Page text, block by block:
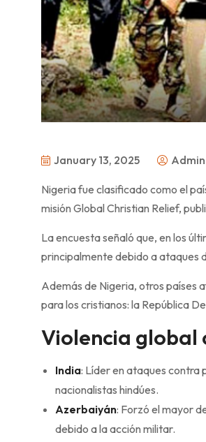
January 13, 2025 Admin
Nigeria fue clasificado como el
misión Global Christian Relief,
La encuesta señaló que, en los
principalmente debido a ataques
Además de Nigeria, otros países
para los cristianos: la República
Violencia global
India: Líder en ataques contra
nacionalistas hindúes.
Azerbaiyán: Forzó el mayor
debido a la acción militar.